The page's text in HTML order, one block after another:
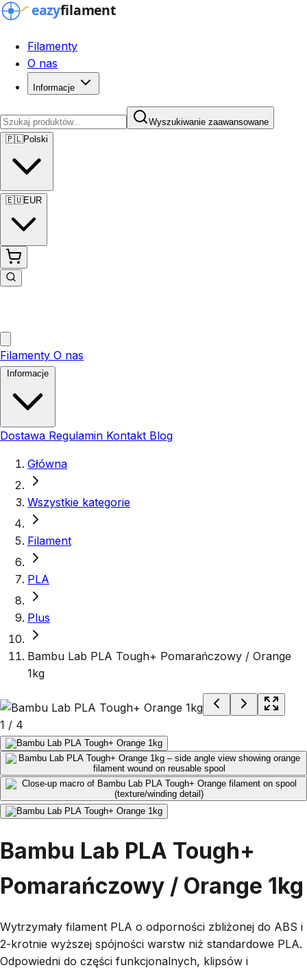
Filamenty
O nas
Informacje
Wyszukiwanie zaawansowane
🇵🇱Polski
🇪🇺EUR
Filamenty O nas
Dostawa Regulamin Kontakt Blog
Główna
Wszystkie kategorie
Filament
PLA
Plus
Bambu Lab PLA Tough+ Pomarańczowy / Orange
1kg
1 / 4
Bambu Lab PLA Tough+
Pomarańczowy / Orange 1kg
Wytrzymały filament PLA o odporności zbliżonej do ABS i
2-krotnie wyższej spójności warstw niż standardowe PLA.
Odpowiedni do części funkcjonalnych, klipsów i